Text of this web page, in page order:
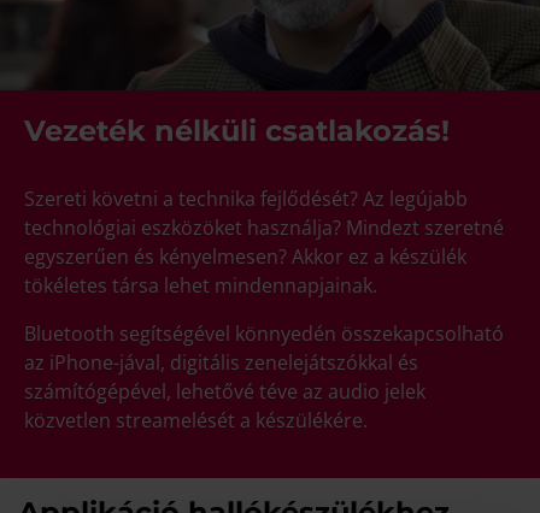
Vezeték nélküli csatlakozás!
Szereti követni a technika fejlődését? Az legújabb
technológiai eszközöket használja? Mindezt szeretné
egyszerűen és kényelmesen? Akkor ez a készülék
tökéletes társa lehet mindennapjainak.
Bluetooth segítségével könnyedén összekapcsolható
az iPhone-jával, digitális zenelejátszókkal és
számítógépével, lehetővé téve az audio jelek
közvetlen streamelését a készülékére.